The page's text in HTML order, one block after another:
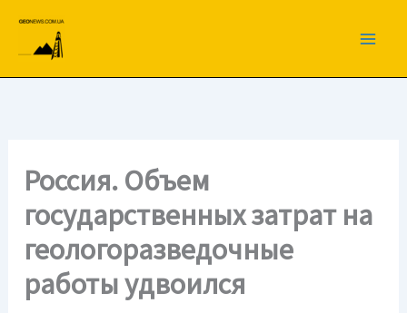
вмісту
Россия. Объем
государственных затрат на
геологоразведочные
работы удвоился